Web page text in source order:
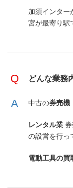
加須インター
宮が最寄り駅
どんな業務
中古の券売機
レンタル業
の設営を行っ
電動工具の買